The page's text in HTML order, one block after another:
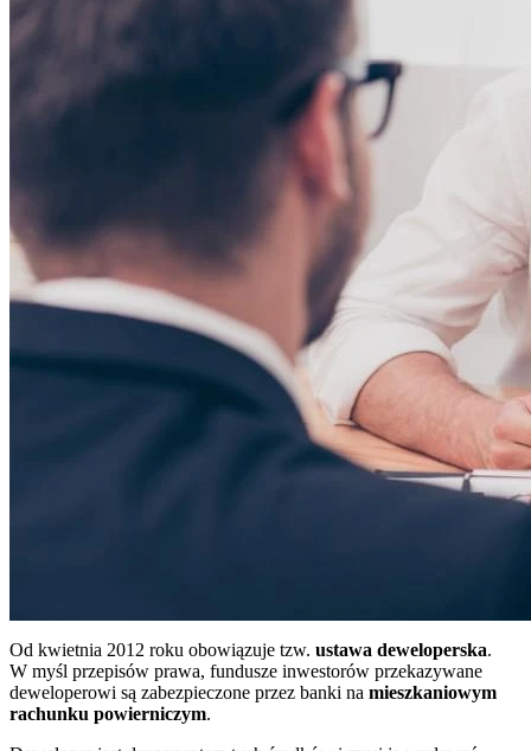
Od kwietnia 2012 roku obowiązuje tzw. ustawa deweloperska.
W myśl przepisów prawa, fundusze inwestorów przekazywane
deweloperowi są zabezpieczone przez banki na mieszkaniowym
rachunku powierniczym.